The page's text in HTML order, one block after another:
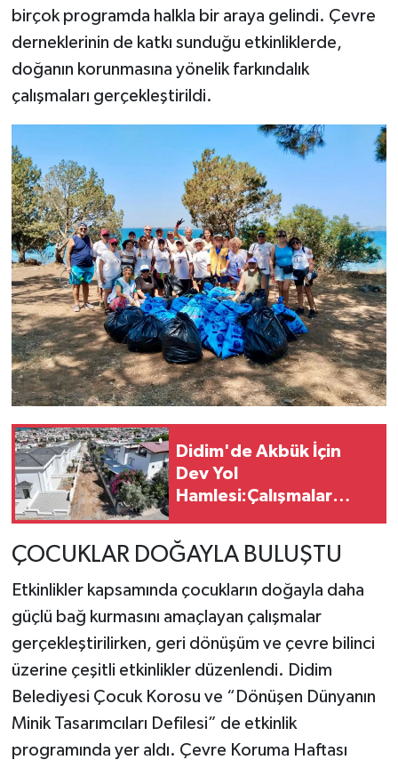
birçok programda halkla bir araya gelindi. Çevre
derneklerinin de katkı sunduğu etkinliklerde,
doğanın korunmasına yönelik farkındalık
çalışmaları gerçekleştirildi.
Didim'de Akbük İçin
Dev Yol
Hamlesi:Çalışmalar
ÇOCUKLAR DOĞAYLA BULUŞTU
Etkinlikler kapsamında çocukların doğayla daha
güçlü bağ kurmasını amaçlayan çalışmalar
gerçekleştirilirken, geri dönüşüm ve çevre bilinci
üzerine çeşitli etkinlikler düzenlendi. Didim
Belediyesi Çocuk Korosu ve “Dönüşen Dünyanın
Minik Tasarımcıları Defilesi” de etkinlik
programında yer aldı. Çevre Koruma Haftası